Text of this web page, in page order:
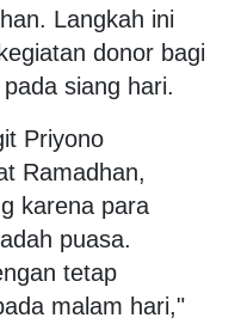
Langkah ini
donor bagi
siang hari.
Priyono
Ramadhan,
karena para
puasa.
tetap
malam hari,"